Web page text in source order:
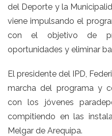
del Deporte y la
viene impulsando el
con el objetivo de
oportunidades y eliminar
El presidente del IPD,
marcha del programa y
con los jóvenes
compitiendo en las
Melgar de Arequipa.